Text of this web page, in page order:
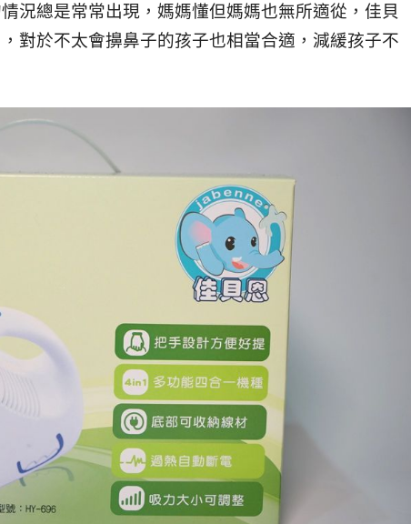
況總是常常出現，媽媽懂但媽媽也無所適從，佳貝
對於不太會擤鼻子的孩子也相當合適，減緩孩子不